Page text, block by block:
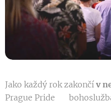
Jako každý rok zakončí v
Prague Pride 🌈